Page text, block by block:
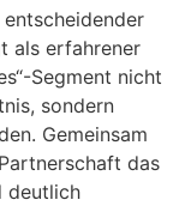
als erfahrener
Segment nicht
sondern
Gemeinsam
das
deutlich